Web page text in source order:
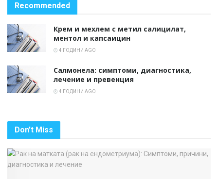
Recommended
Крем и мехлем с метил салицилат,
ментол и капсаицин
4 ГОДИНИ AGO
Салмонела: симптоми, диагностика,
лечение и превенция
4 ГОДИНИ AGO
Don't Miss